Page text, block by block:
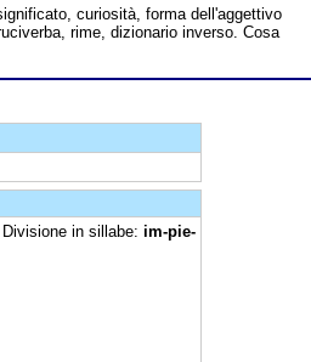
curiosità, forma dell'aggettivo
rime, dizionario inverso. Cosa
in sillabe: im-pie-